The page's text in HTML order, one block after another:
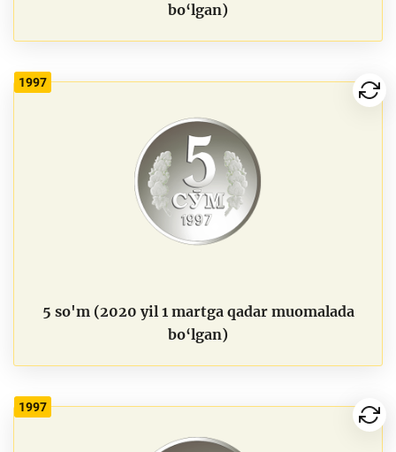
bo‘lgan)
5 so'm (2020 yil 1 martga qadar muomalada
bo‘lgan)
1997
1997